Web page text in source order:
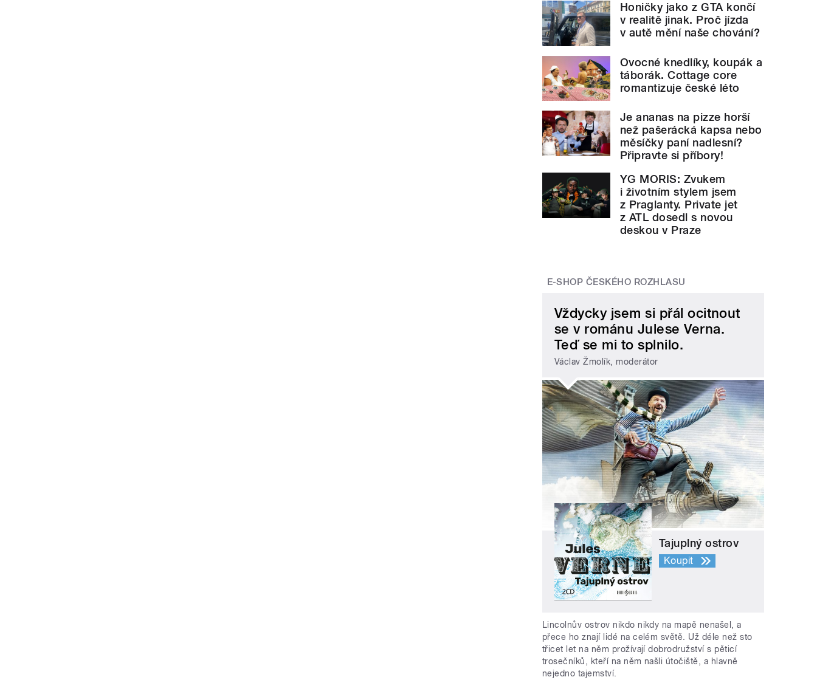
Honičky jako z GTA končí
v realitě jinak. Proč jízda
v autě mění naše chování?
Ovocné knedlíky, koupák a
táborák. Cottage core
romantizuje české léto
Je ananas na pizze horší
než pašerácká kapsa nebo
měsíčky paní nadlesní?
Připravte si příbory!
YG MORIS: Zvukem
i životním stylem jsem
z Praglanty. Private jet
z ATL dosedl s novou
deskou v Praze
E-SHOP ČESKÉHO ROZHLASU
Vždycky jsem si přál ocitnout
se v románu Julese Verna.
Teď se mi to splnilo.
Václav Žmolík, moderátor
Tajuplný ostrov
Koupit
Lincolnův ostrov nikdo nikdy na mapě nenašel, a
přece ho znají lidé na celém světě. Už déle než sto
třicet let na něm prožívají dobrodružství s pěticí
trosečníků, kteří na něm našli útočiště, a hlavně
nejedno tajemství.